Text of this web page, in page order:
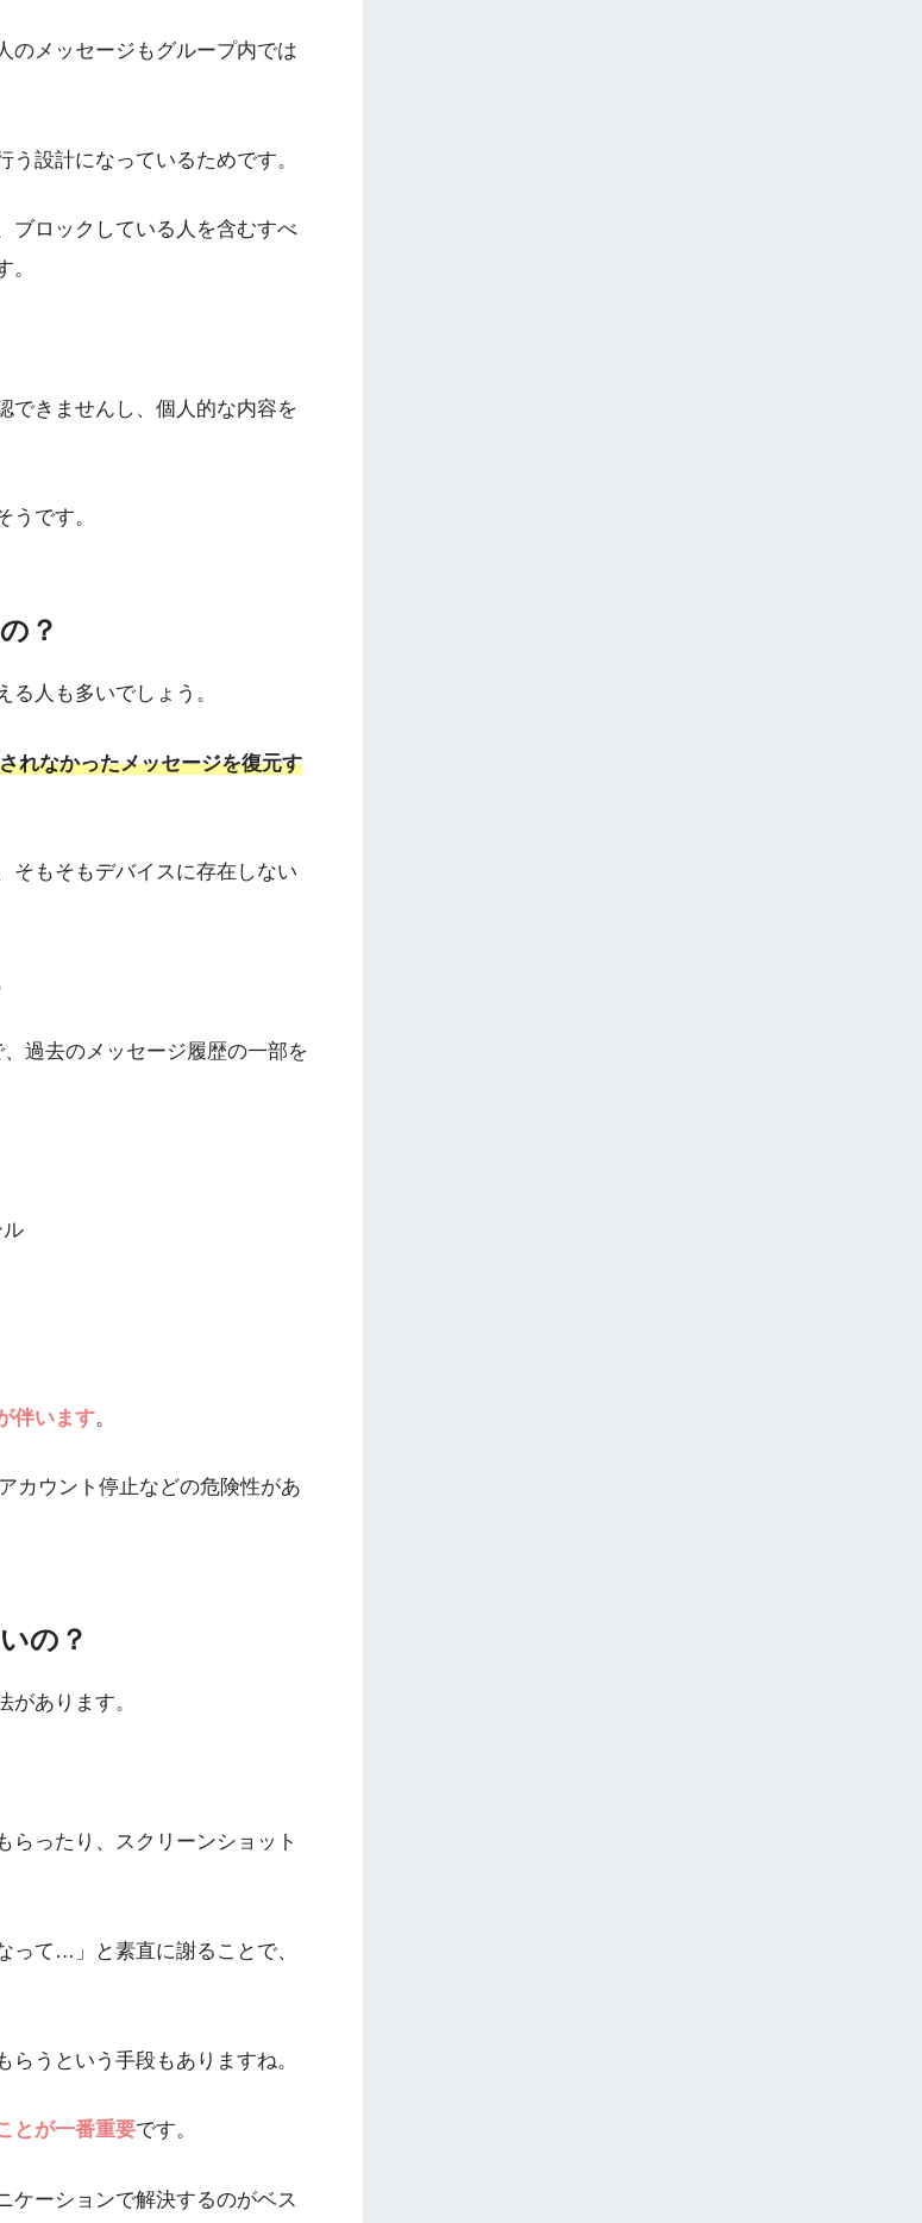
のメッセージもグループ内では
設計になっているためです。
ブロックしている人を含むすべ
できませんし、個人的な内容を
うです。
？
る人も多いでしょう。
れなかったメッセージを復元す
そもそもデバイスに存在しない
過去のメッセージ履歴の一部を
伴います。
カウント停止などの危険性があ
の？
あります。
らったり、スクリーンショット
って…」と素直に謝ることで、
うという手段もありますね。
とが一番重要です。
ケーションで解決するのがベス